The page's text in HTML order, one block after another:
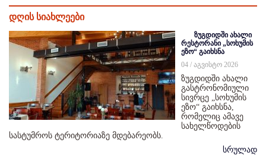
დღის სიახლეები
ზუგდიდში ახალი
რესტორანი „სოხუმის
ეზო“ გაიხსნა
04 / აგვისტო 2026
ზუგდიდში ახალი
გასტრონომიული
სივრცე „სოხუმის
ეზო“ გაიხსნა,
რომელიც ამავე
სახელწოდების
სასტუმროს ტერიტორიაზე მდებარეობს.
სრულად